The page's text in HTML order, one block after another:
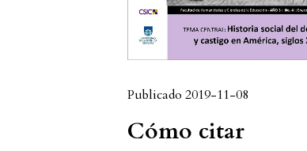
Publicado 2019-11-08
Cómo citar